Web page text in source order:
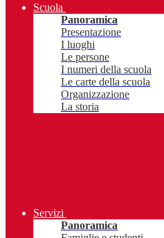
Scuola
Panoramica
Presentazione
I luoghi
Le persone
I numeri della scuola
Le carte della scuola
Organizzazione
La storia
Servizi
Panoramica